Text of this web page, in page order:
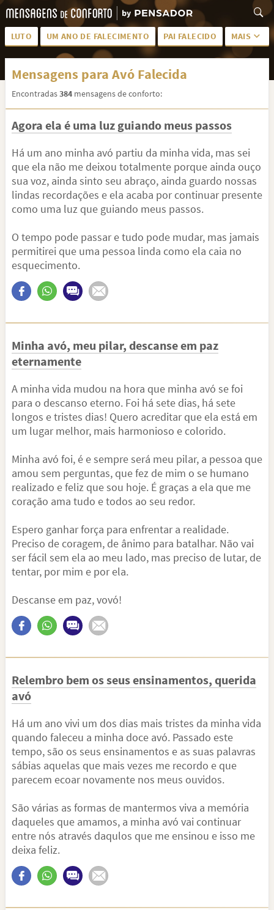
LUTO UM ANO DE FALECIMENTO PAI FALECIDO MAIS
LUTO PARA AMIGA PALAVRAS
SAUDADES DA MÃE
MEUS SENTIMENTOS PÊSAMES PARA AMIGO
FRASES DE LUTO PARA AMIGO FIM DE NAMORO
TODAS AS CATEGORIAS
Mensagens para Avó Falecida
Encontradas384 mensagens de conforto:
Agora ela é uma luz guiando meus passos
Há um ano minha avó partiu da minha vida, mas sei
que ela não me deixou totalmente porque ainda ouço
sua voz, ainda sinto seu abraço, ainda guardo nossas
lindas recordações e ela acaba por continuar presente
como uma luz que guiando meus passos.
O tempo pode passar e tudo pode mudar, mas jamais
permitirei que uma pessoa linda como ela caia no
esquecimento.
Minha avó, meu pilar, descanse em paz
eternamente
A minha vida mudou na hora que minha avó se foi
para o descanso eterno. Foi há sete dias, há sete
longos e tristes dias! Quero acreditar que ela está em
um lugar melhor, mais harmonioso e colorido.
Minha avó foi, é e sempre será meu pilar, a pessoa que
amou sem perguntas, que fez de mim o se humano
realizado e feliz que sou hoje. É graças a ela que me
coração ama tudo e todos ao seu redor.
Espero ganhar força para enfrentar a realidade.
Preciso de coragem, de ânimo para batalhar. Não vai
ser fácil sem ela ao meu lado, mas preciso de lutar, de
tentar, por mim e por ela.
Descanse em paz, vovó!
Relembro bem os seus ensinamentos, querida
avó
Há um ano vivi um dos dias mais tristes da minha vida
quando faleceu a minha doce avó. Passado este
tempo, são os seus ensinamentos e as suas palavras
sábias aquelas que mais vezes me recordo e que
parecem ecoar novamente nos meus ouvidos.
São várias as formas de mantermos viva a memória
daqueles que amamos, a minha avó vai continuar
entre nós através daqulos que me ensinou e isso me
deixa feliz.